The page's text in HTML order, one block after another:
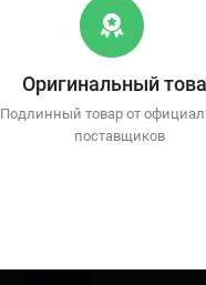
Оригинальный
Подлинный товар от
поставщиков